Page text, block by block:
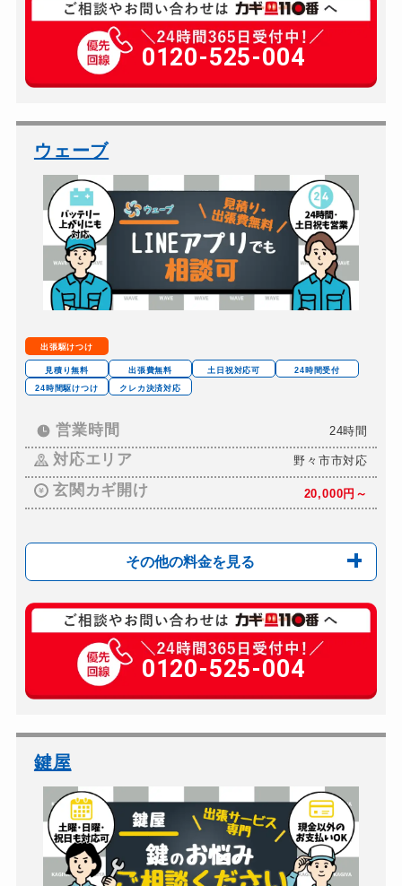
玄関カギ複製 550円(税込)～
玄関カギ開け 5,500円～(税込)
玄関カギ修理 5,500円～(税込)
玄関カギ交換
車カギ開け 5,500円～(税込)
バイクカギ開け 5,500円～(税込)
バイクカギ作成 9,900円～(税込)
スーツケースカギ開け 7,700円～(税込)
スーツケースカギ作成 別途お見積り
金庫カギ開け
金庫カギ修理 別途お見積り
金庫カギ交換
ロッカーカギ開け 5,500円～(税込)
ドアノブカギ開け 5,500円～(税込)
ドアノブカギ作成 別途お見積り
0120-525-004
ウェーブ
出張駆けつけ
見積り無料 出張費無料 土日祝対応可
24時間受付
24時間駆けつけ
クレカ決済対応
営業時間 24時間
対応エリア 野々市市対応
玄関カギ開け 20,000円～
その他の料金を見る
玄関カギ修理 10,000円～
玄関カギ交換
車カギ開け 15,000円～
ドアノブカギ開け
ドアノブカギ交換 別途お見積り
0120-525-004
鍵屋